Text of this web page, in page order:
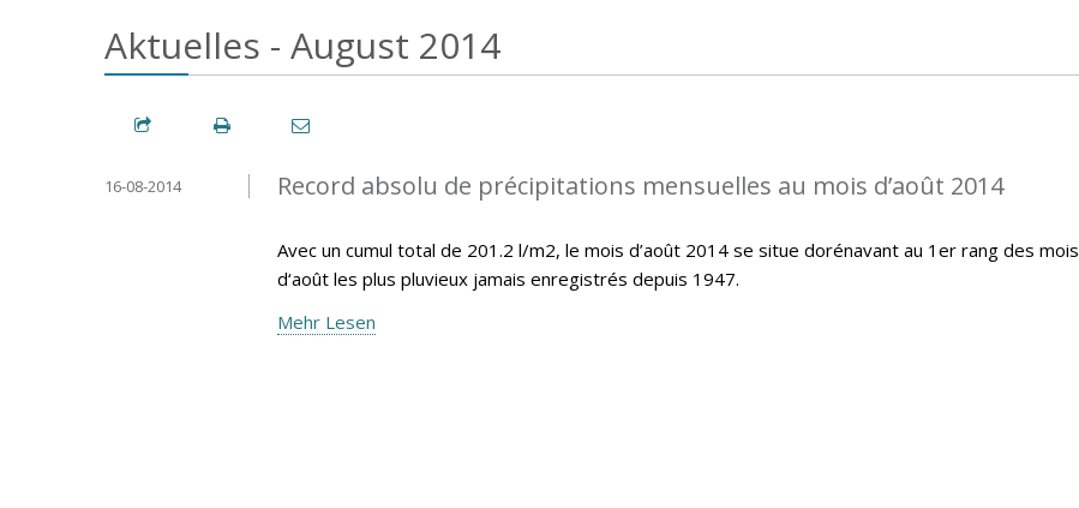
Aktuelles - August 2014
Record absolu de précipitations mensuelles au mois d’août 2014
16-08-2014
Avec un cumul total de 201.2 l/m2, le mois d’août 2014 se situe dorénavant au 1er rang des mois
d‘août les plus pluvieux jamais enregistrés depuis 1947.
Mehr Lesen